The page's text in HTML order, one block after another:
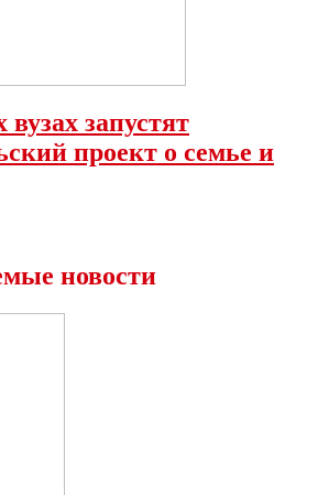
запустят
проект о семье и
новости